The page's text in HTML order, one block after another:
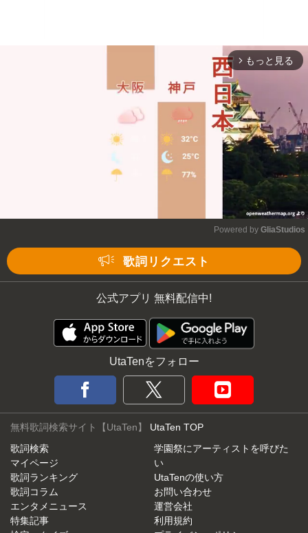
arrow_forward_ios もっと見る
Powered by GliaStudios
歌詞リクエスト
公式アプリ 無料配信中!
UtaTenをフォロー
無料歌詞検索サイト【UtaTen】 UtaTen TOP
歌詞検索
マイページ
歌詞ランキング
歌詞コラム
エンタメニュース
特集記事
学園祭にアーティストを呼びた
い
UtaTenの使い方
お問い合わせ
運営会社
利用規約